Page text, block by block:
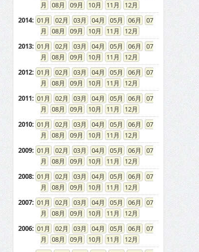
08
09 10 11
12
2014: 01 02 03 04 05 06
07
08
09 10 11
12
2013: 01 02 03 04 05 06
07
08
09 10 11
12
2012: 01 02 03 04 05 06
07
08
09 10 11
12
2011: 01 02 03 04 05 06
07
08
09 10 11
12
2010: 01 02 03 04 05 06
07
08
09 10 11
12
2009: 01 02 03 04 05 06
07
08
09 10 11
12
2008: 01 02 03 04 05 06
07
08
09 10 11
12
2007: 01 02 03 04 05 06
07
08
09 10 11
12
2006: 01 02 03 04 05 06
07
08
09 10 11
12